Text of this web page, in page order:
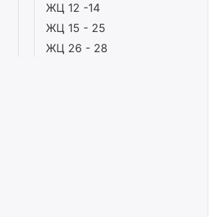
ЖЦ 12 -14
ЖЦ 15 - 25
ЖЦ 26 - 28